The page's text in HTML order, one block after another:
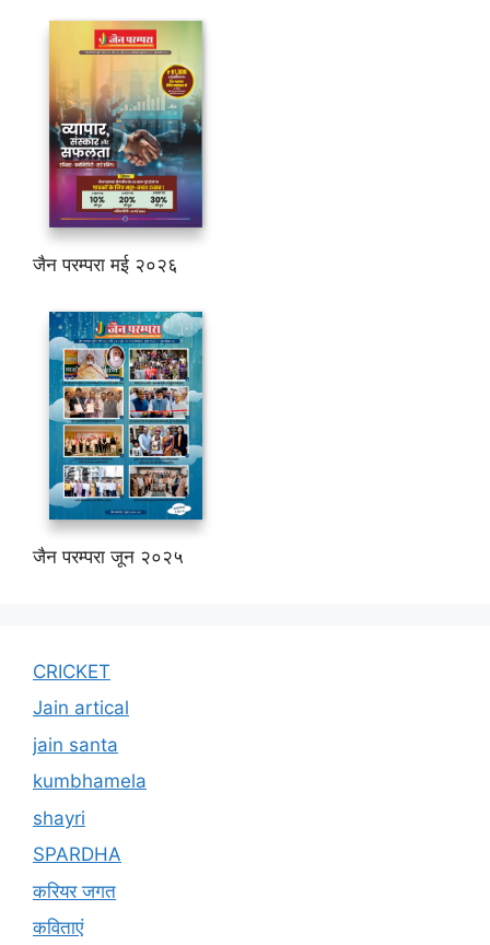
जैन परम्परा मई २०२६
जैन परम्परा जून २०२५
CRICKET
Jain artical
jain santa
kumbhamela
shayri
SPARDHA
करियर जगत
कविताएं